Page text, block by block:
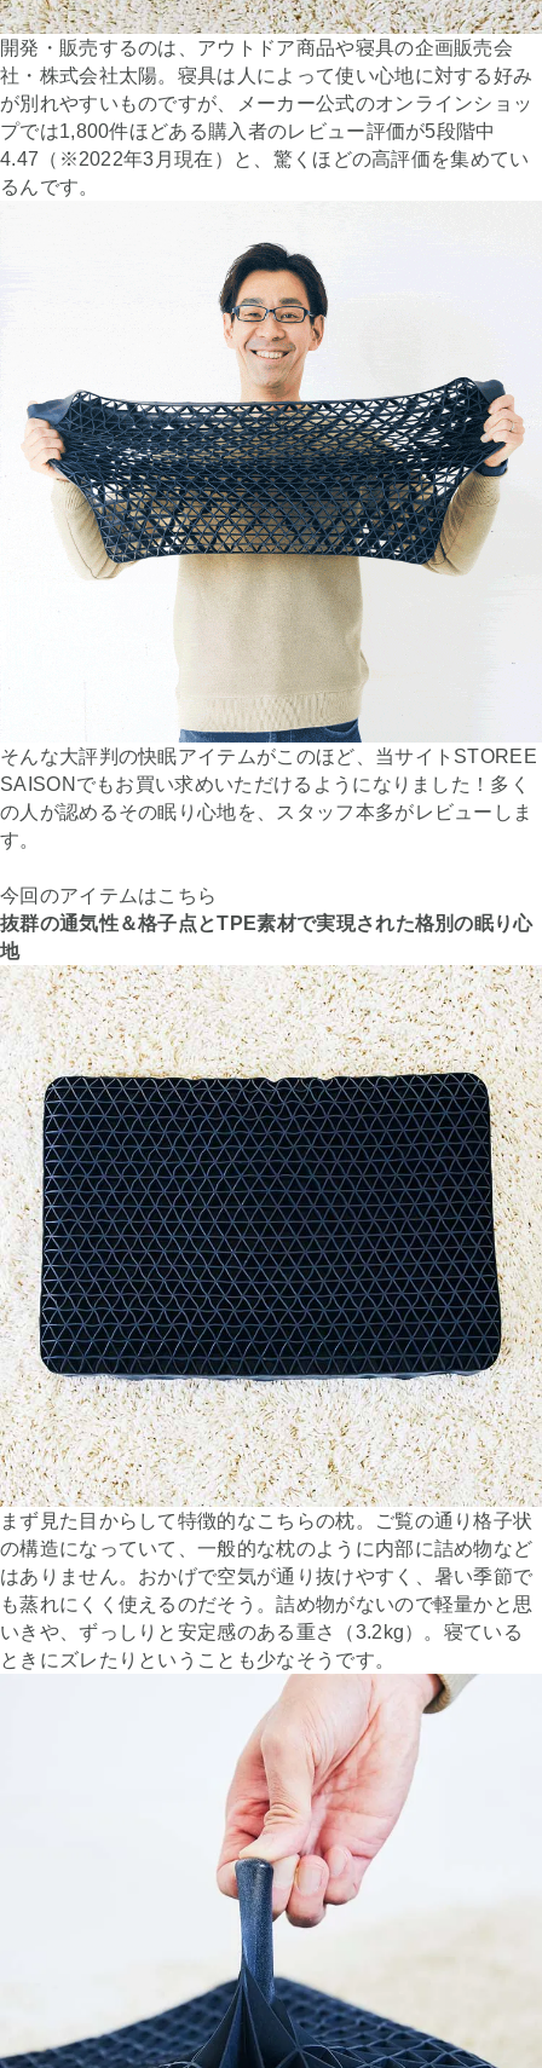
開発・販売するのは、アウトドア商品や寝具の企画販売会
社・株式会社太陽。寝具は人によって使い心地に対する好み
が別れやすいものですが、メーカー公式のオンラインショッ
プでは1,800件ほどある購入者のレビュー評価が5段階中
4.47（※2022年3月現在）と、驚くほどの高評価を集めてい
るんです。
そんな大評判の快眠アイテムがこのほど、当サイトSTOREE
SAISONでもお買い求めいただけるようになりました！多く
の人が認めるその眠り心地を、スタッフ本多がレビューしま
す。
今回のアイテムはこちら
抜群の通気性＆格子点とTPE素材で実現された格別の眠り心
地
まず見た目からして特徴的なこちらの枕。ご覧の通り格子状
の構造になっていて、一般的な枕のように内部に詰め物など
はありません。おかげで空気が通り抜けやすく、暑い季節で
も蒸れにくく使えるのだそう。詰め物がないので軽量かと思
いきや、ずっしりと安定感のある重さ（3.2kg）。寝ている
ときにズレたりということも少なそうです。